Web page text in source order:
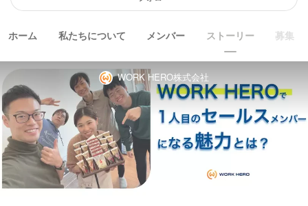
ホーム 私たちについて メンバー ストーリー 募集
WORK HERO株式会社